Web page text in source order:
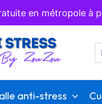
en métropole à
anti-stress